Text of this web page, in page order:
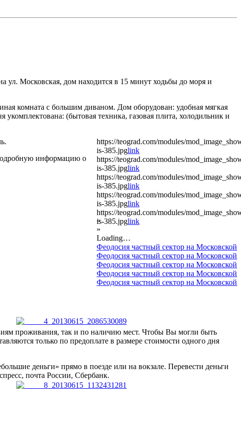
ул. Московская, дом находится в 15 минут ходьбы до моря и
комната с большим диваном. Дом оборудован: удобная мягкая
(бытовая техника, газовая плита, холодильник и
https://teograd.com/modules/
is-385.jpglink
https://teograd.com/modules/
is-385.jpglink
https://teograd.com/modules/
is-385.jpglink
https://teograd.com/modules/
is-385.jpglink
https://teograd.com/modules/
is-385.jpglink
«
»
Loading…
Феодосия частный сектор на Московской
Феодосия частный сектор на Московской
Феодосия частный сектор на Московской
Феодосия частный сектор на Московской
Феодосия частный сектор на Московской
информацию о
проживания, так и по наличию мест. Чтобы Вы могли быть
только по предоплате в размере стоимости одного дня
деньги» прямо в поезде или на вокзале. Перевести деньги
почта России, Сбербанк.